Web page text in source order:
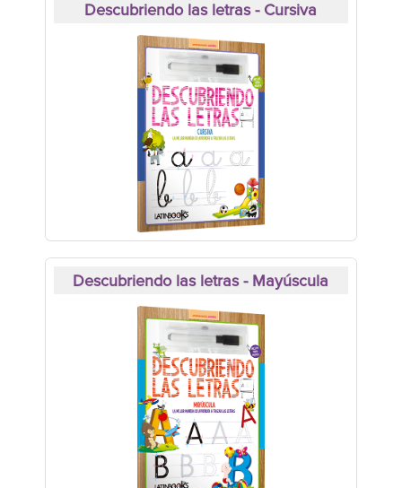
Descubriendo las letras - Cursiva
Descubriendo las letras - Mayúscula